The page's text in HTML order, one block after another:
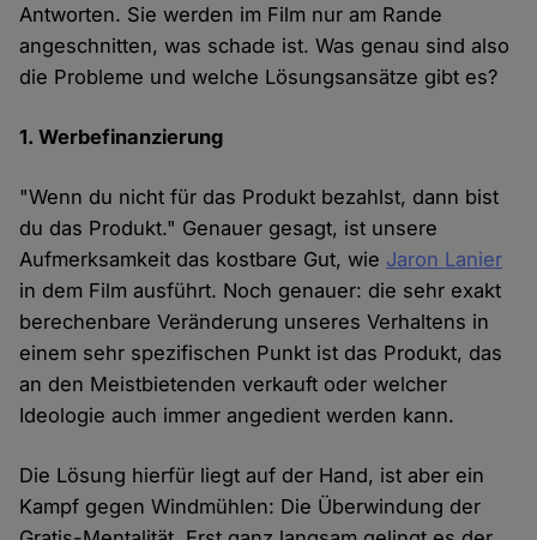
Antworten. Sie werden im Film nur am Rande
angeschnitten, was schade ist. Was genau sind also
die Probleme und welche Lösungsansätze gibt es?
1. Werbefinanzierung
"Wenn du nicht für das Produkt bezahlst, dann bist
du das Produkt." Genauer gesagt, ist unsere
Aufmerksamkeit das kostbare Gut, wie Jaron Lanier
in dem Film ausführt. Noch genauer: die sehr exakt
berechenbare Veränderung unseres Verhaltens in
einem sehr spezifischen Punkt ist das Produkt, das
an den Meistbietenden verkauft oder welcher
Ideologie auch immer angedient werden kann.
Die Lösung hierfür liegt auf der Hand, ist aber ein
Kampf gegen Windmühlen: Die Überwindung der